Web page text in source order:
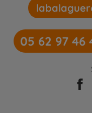
05 62 97 46